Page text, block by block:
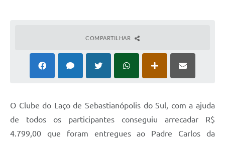
COMPARTILHAR
O Clube do Laço de Sebastianópolis do Sul, com a ajuda
de todos os participantes conseguiu arrecadar R$
4.799,00 que foram entregues ao Padre Carlos da